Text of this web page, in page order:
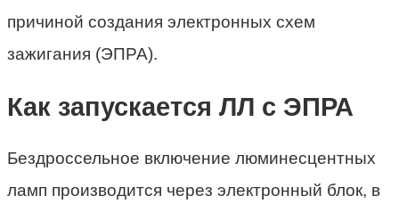
причиной создания электронных схем
зажигания (ЭПРА).
Как запускается ЛЛ с ЭПРА
Бездроссельное включение люминесцентных
ламп производится через электронный блок, в